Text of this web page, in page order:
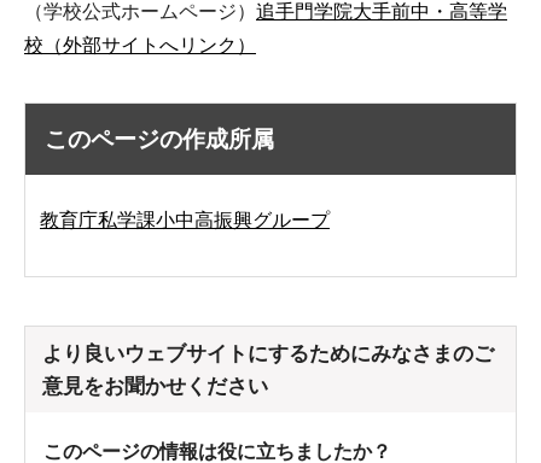
（学校公式ホームページ） 追手門学院大手前中・高等学
校（外部サイトへリンク）
このページの作成所属
教育庁私学課小中高振興グループ
より良いウェブサイトにするためにみなさまのご
意見をお聞かせください
このページの情報は役に立ちましたか？